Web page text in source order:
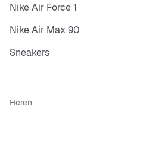
Nike Air Force 1
Nike Air Max 90
Sneakers
Heren